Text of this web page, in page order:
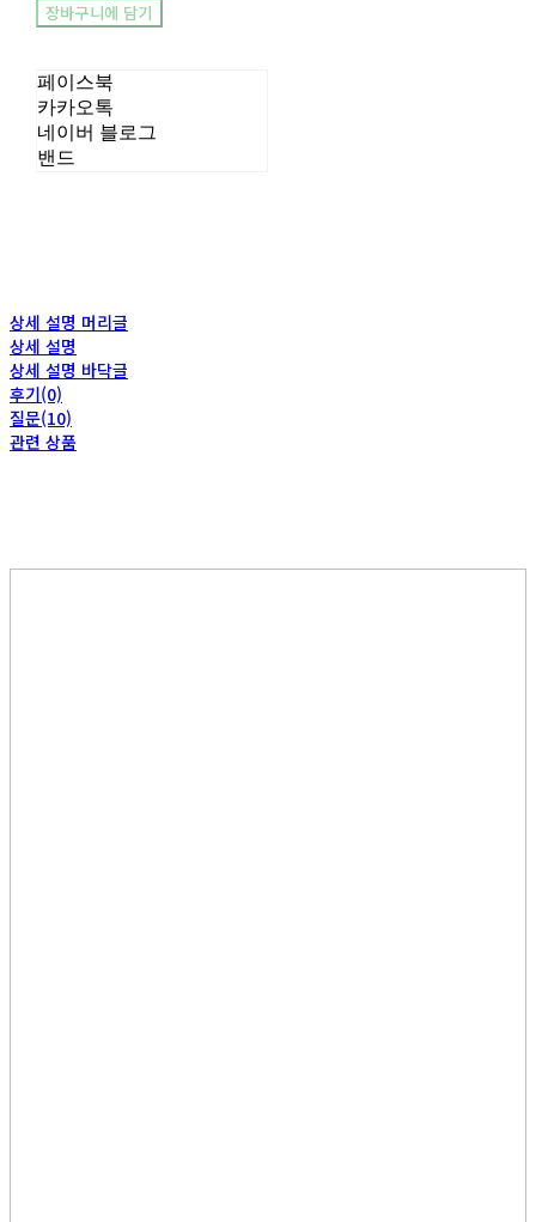
장바구니에 담기
페이스북
카카오톡
네이버 블로그
밴드
상세 설명 머리글
상세 설명
상세 설명 바닥글
후기(0)
질문(10)
관련 상품